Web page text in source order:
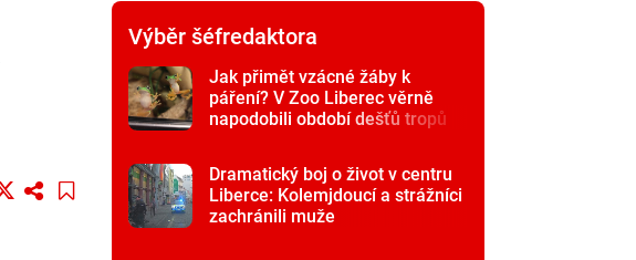
Výběr šéfredaktora
Jak přimět vzácné žáby k
páření? V Zoo Liberec věrně
napodobili období dešťů tropů
Dramatický boj o život v centru
Liberce: Kolemjdoucí a strážníci
zachránili muže